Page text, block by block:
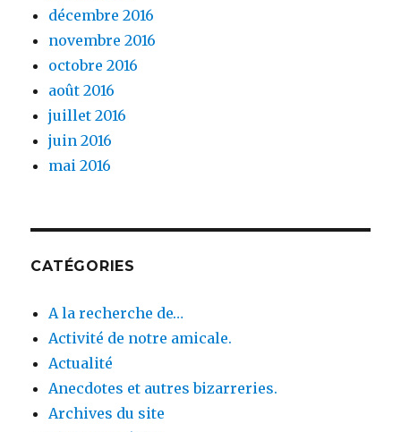
décembre 2016
novembre 2016
octobre 2016
août 2016
juillet 2016
juin 2016
mai 2016
CATÉGORIES
A la recherche de…
Activité de notre amicale.
Actualité
Anecdotes et autres bizarreries.
Archives du site